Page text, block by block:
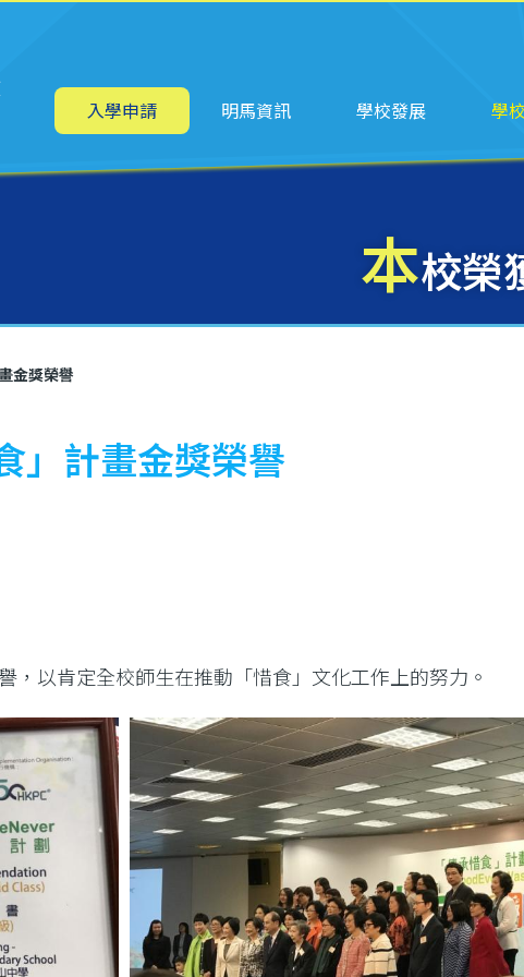
Main
入學申請 明馬資訊 學校發展 學
本校榮
金獎榮譽
」計畫金獎榮譽
，以肯定全校師生在推動「惜食」文化工作上的努力。